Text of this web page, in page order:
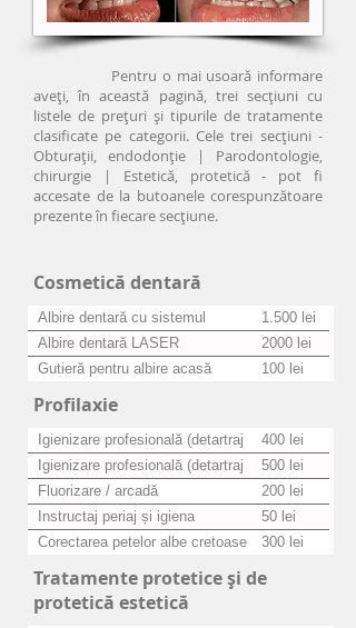
Pentru o mai usoară informare
aveţi, în această pagină, trei secţiuni cu
listele de preţuri şi tipurile de tratamente
clasificate pe categorii. Cele trei secţiuni -
Obturaţii, endodonţie | Parodontologie,
chirurgie | Estetică, protetică - pot fi
accesate de la butoanele corespunzătoare
prezente în fiecare secţiune.
Cosmetică dentară
Albire dentară cu sistemul
Zoom! Advanced Power
1.500 lei
Albire dentară LASER
2000 lei
Gutieră pentru albire acasă
100 lei
Profilaxie
Igienizare profesională (detartraj
+ periaj)
400 lei
Igienizare profesională (detartraj
+ periaj + airflow)
500 lei
Fluorizare / arcadă
200 lei
Instructaj periaj și igiena
cavității bucale / ședință
50 lei
Corectarea petelor albe cretoase
300 lei
Tratamente protetice şi de
protetică estetică